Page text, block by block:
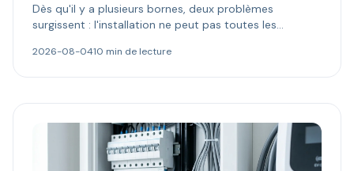
Dès qu'il y a plusieurs bornes, deux problèmes
surgissent : l'installation ne peut pas toutes les
paie. Délestage dynamique, comptage MID et schémas
2026-08-0410 min de lecture